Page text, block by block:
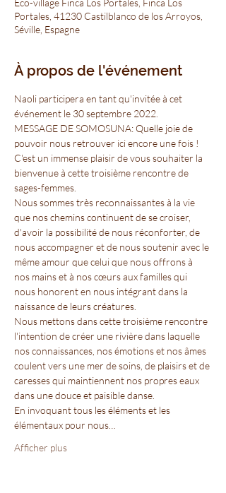
Portales, 41230 Castilblanco de los Arroyos,
Séville, Espagne
À propos de l'événement
Naoli participera en tant qu'invitée à cet
événement le 30 septembre 2022.
MESSAGE DE SOMOSUNA: Quelle joie de
pouvoir nous retrouver ici encore une fois !
C'est un immense plaisir de vous souhaiter la
bienvenue à cette troisième rencontre de
sages-femmes.
Nous sommes très reconnaissantes à la vie
que nos chemins continuent de se croiser,
d'avoir la possibilité de nous réconforter, de
nous accompagner et de nous soutenir avec le
même amour que celui que nous offrons à
nos mains et à nos cœurs aux familles qui
nous honorent en nous intégrant dans la
naissance de leurs créatures.
Nous mettons dans cette troisième rencontre
l'intention de créer une rivière dans laquelle
nos connaissances, nos émotions et nos âmes
coulent vers une mer de soins, de plaisirs et de
caresses qui maintiennent nos propres eaux
dans une douce et paisible danse.
En invoquant tous les éléments et les
élémentaux pour nous…
Afficher plus